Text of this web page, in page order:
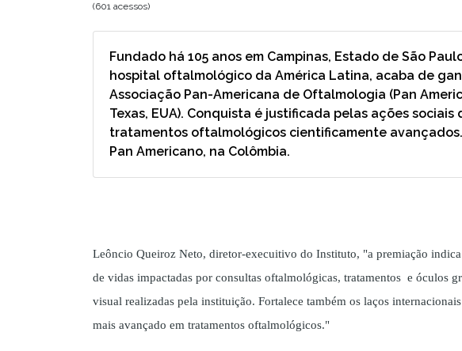
(601 acessos)
Fundado há 105 anos em Campinas, Estado de São
hospital oftalmológico da América Latina, acaba de
Associação Pan-Americana de Oftalmologia (Pan
Texas, EUA). Conquista é justificada pelas ações
tratamentos oftalmológicos cientificamente
Pan Americano, na Colômbia.
Leôncio Queiroz Neto, diretor-execuitivo do Instituto, "a premiação
de vidas impactadas por consultas oftalmológicas, tratamentos e óculos
visual realizadas pela instituição. Fortalece também os laços
mais avançado em tratamentos oftalmológicos."